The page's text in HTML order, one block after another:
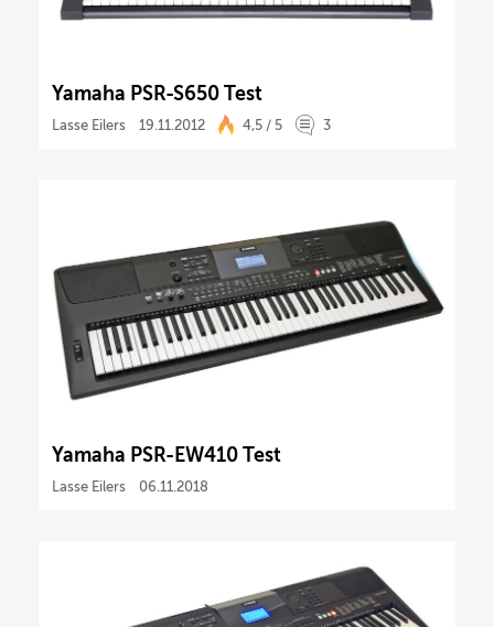
Yamaha PSR-S650 Test
Lasse Eilers 19.11.2012 4,5 / 5 3
Yamaha PSR-EW410 Test
Lasse Eilers 06.11.2018